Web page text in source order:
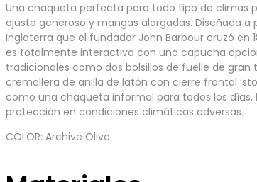
Una chaqueta perfecta para todo tipo de climas
ajuste generoso y mangas alargadas. Diseñada
Inglaterra que el fundador John Barbour cruzó en
es totalmente interactiva con una capucha
tradicionales como dos bolsillos de fuelle de
cremallera de anilla de latón con cierre frontal
como una chaqueta informal para todos los
protección en condiciones climáticas adversas.
COLOR: Archive Olive